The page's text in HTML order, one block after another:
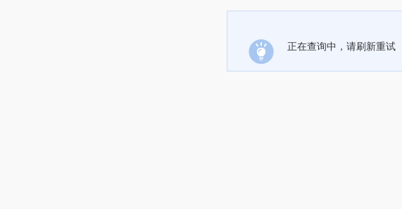
正在查询中，请刷新重试